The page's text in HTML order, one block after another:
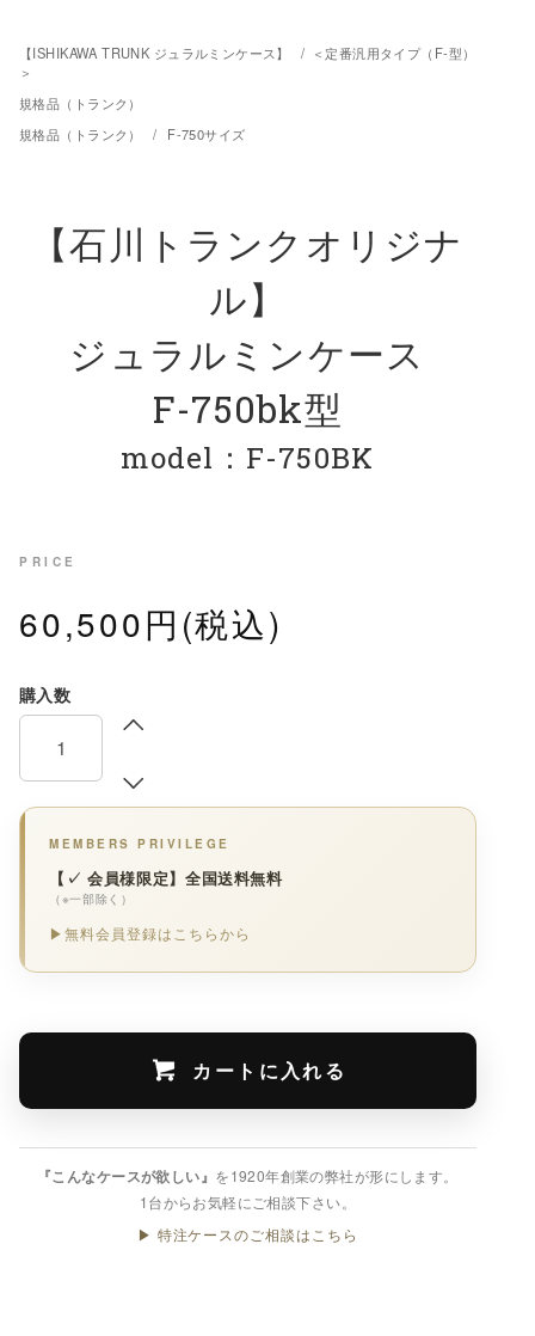
【ISHIKAWA TRUNK ジュラルミンケース】 / ＜定番汎用タイプ（F-型）
＞
規格品（トランク）
規格品（トランク）
/ F-750サイズ
【石川トランクオリジナ
ル】
ジュラルミンケース
F-750bk型
model：F-750BK
PRICE
60,500円(税込)
購入数
MEMBERS PRIVILEGE
【✓ 会員様限定】全国送料無料
（※一部除く）
▶無料会員登録はこちらから
カートに入れる
『こんなケースが欲しい』 を1920年創業の弊社が形にします。
1台からお気軽にご相談下さい。
▶ 特注ケースのご相談はこちら